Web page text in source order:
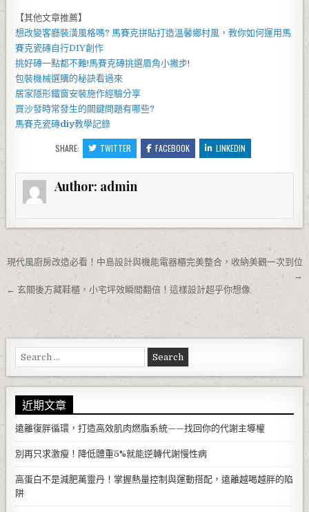
【其他文章推薦】
想改變客廳裝潢風格嗎? 馬賽克拼貼打造溫馨鄉村風，教你如何運用 馬
賽克瓷磚自行DIY創作
挑好磚一點都不難!馬賽克磚挑選眉角小撇步!
包裝機械選購的秘訣看過來
居家隱形鐵窗安裝施作經驗分享
買沙發時常發生的關鍵問題有哪些?
馬賽克瓷磚diy教學記錄
SHARE: TWITTER FACEBOOK LINKEDIN
Author: admin
文章導覽
現代風廚房改造必看！中島設計與機能電器櫃完美整合，收納美觀一次到位
→
← 玄關後方藏鞋櫃，小宅坪效瞬間翻倍！這樣設計超乎你想像
Search for:
近期文章
遠離復胖循環，打造高效肌肉燃脂系統——找回你的代謝主導權
別再只求激瘦！降低體重5%就能逆轉代謝慢性病
高蛋白不是減肥萬靈丹！掌握熱量控制與運動搭配，遠離越喝越胖的陷
阱